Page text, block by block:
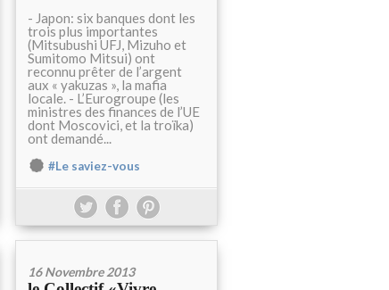
- Japon: six banques dont les
trois plus importantes
(Mitsubushi UFJ, Mizuho et
Sumitomo Mitsui) ont
reconnu prêter de l’argent
aux « yakuzas », la mafia
locale. - L’Eurogroupe (les
ministres des finances de l’UE
dont Moscovici, et la troïka)
ont demandé...
#Le saviez-vous
16 Novembre 2013